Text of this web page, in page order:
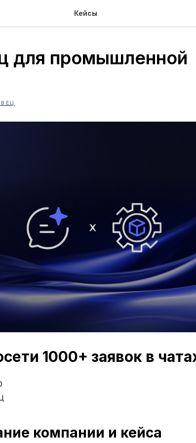
Кейсы
для промышленной
1000+ заявок в
компании и кейса